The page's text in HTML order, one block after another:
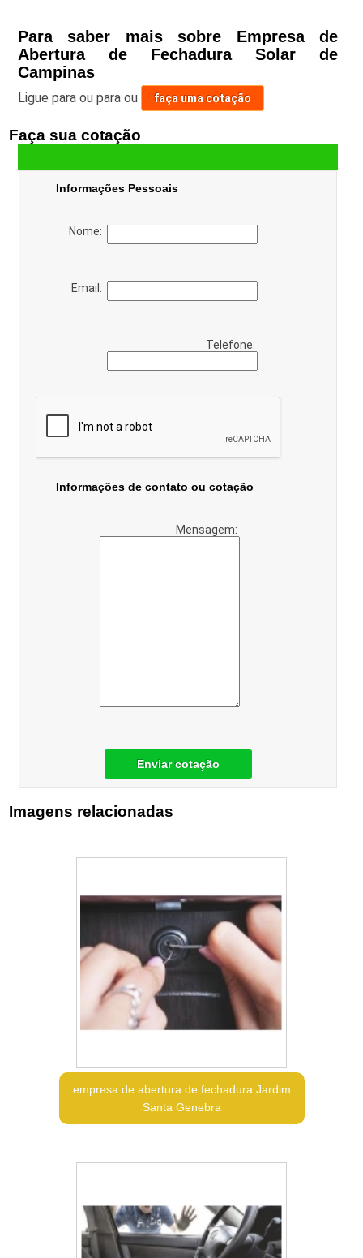
Para saber mais sobre Empresa de
Abertura de Fechadura Solar de
Campinas
Ligue para ou para ou faça uma cotação
Faça sua cotação
Informações Pessoais
Nome:
Email:
Telefone:
Informações de contato ou cotação
Mensagem:
Enviar cotação
Imagens relacionadas
empresa de abertura de fechadura Jardim
Santa Genebra